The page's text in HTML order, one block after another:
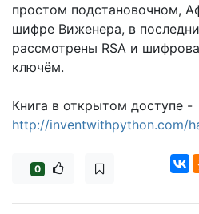
простом подстановочном,
шифре Виженера, в
рассмотрены RSA и
ключём.
Книга в открытом доступе -
http://inventwithpython.com/
0